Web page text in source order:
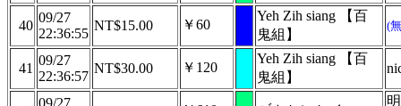
40
09/27
22:36:55
NT$15.00 ￥60
Yeh Zih siang 【百
鬼組】
(
41
09/27
22:36:57
NT$30.00 ￥120
Yeh Zih siang 【百
鬼組】
09/27